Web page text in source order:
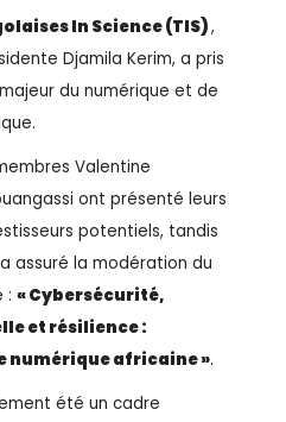
In Science (TIS),
Djamila Kerim, a pris
du numérique et de
Valentine
ont présenté leurs
potentiels, tandis
assuré la modération du
: « Cybersécurité,
et résilience :
numérique africaine ».
été un cadre